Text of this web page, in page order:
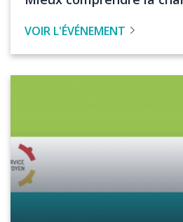
l'événement
l'évenement
VOIR L'ÉVÉNEMENT